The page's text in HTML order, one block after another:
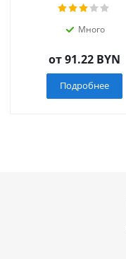
Много
от91.22 BYN
Подробнее